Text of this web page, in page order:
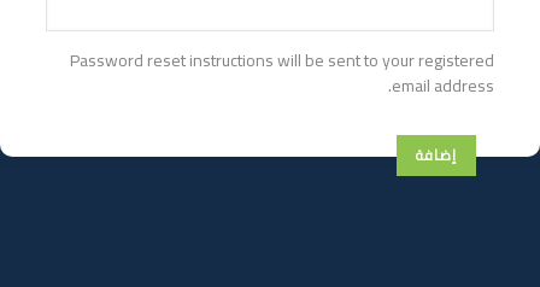
Password reset instructions will be sent to your registered
email address.